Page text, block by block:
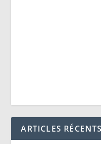
ARTICLES RÉCENTS